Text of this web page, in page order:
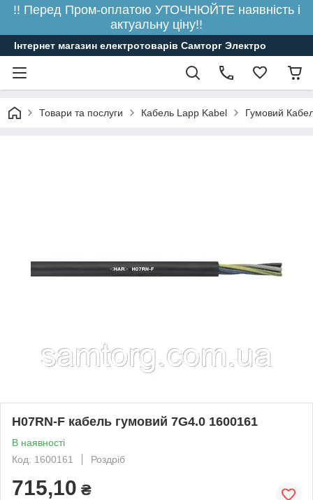
!! Перед Пром-оплатою УТОЧНЮЙТЕ наявність і
актуальну ціну!!
Інтернет магазин електротоварів Самторг Электро
Товари та послуги Кабель Lapp Kabel Гумовий
H07RN-F кабель гумовий 7G4.0 1600161
В наявності
Код: 1600161
Роздріб
715,10 ₴